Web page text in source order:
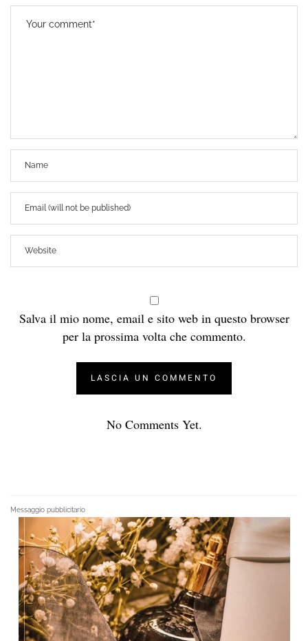
Salva il mio nome, email e sito web in questo browser
per la prossima volta che commento.
No Comments Yet.
Messaggio pubblicitario